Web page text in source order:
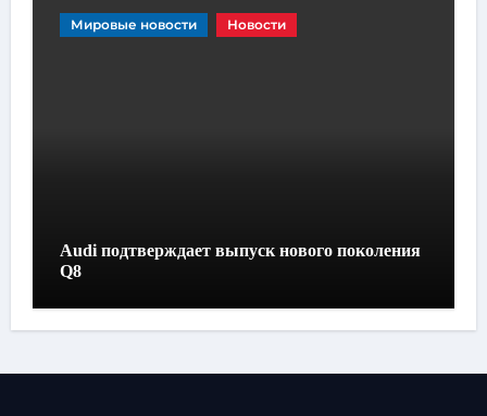
Мировые новости Новости
Audi подтверждает выпуск нового поколения
Q8